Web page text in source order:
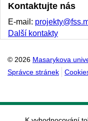
Kontaktujte nás
E-mail:
Další kontakty
© 2026 Masarykova
Správce stránek